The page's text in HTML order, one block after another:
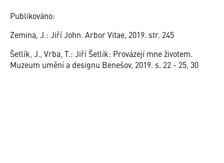
Publikováno:
Zemina, J.: Jiří John. Arbor Vitae, 2019. str. 245
Šetlík, J., Vrba, T.: Jiří Šetlík: Provázejí mne životem.
Muzeum umění a designu Benešov, 2019. s. 22 - 25, 30